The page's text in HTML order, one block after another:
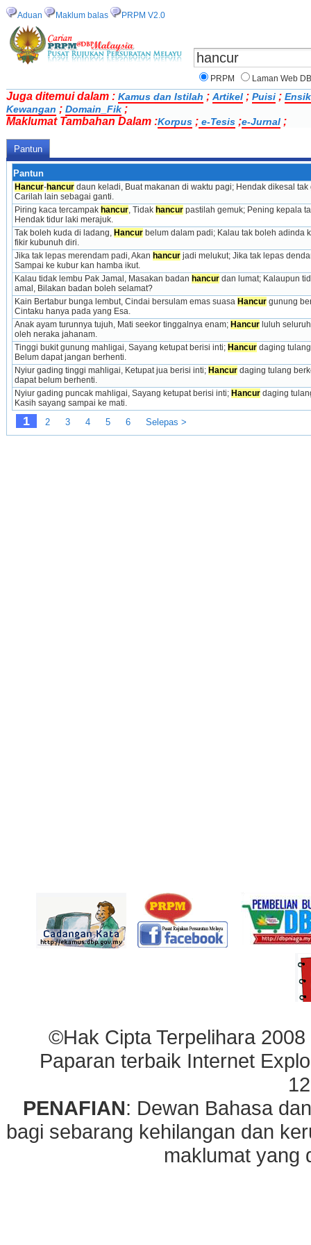
Aduan Maklum balas PRPM V2.0
PRPM Laman Web
Juga ditemui dalam : Kamus dan Istilah ; Artikel ; Puisi ;
Kewangan ; Domain_Fik ;
Maklumat Tambahan Dalam :Korpus ; e-Tesis ;e-Jurnal ;
Pantun
Pantun
Hancur-hancur daun keladi, Buat makanan di waktu pagi; Hendak dikesal tak
Carilah lain sebagai ganti.
Piring kaca tercampak hancur, Tidak hancur pastilah gemuk; Pening kepala
Hendak tidur laki merajuk.
Tak boleh kuda di ladang, Hancur belum dalam padi; Kalau tak boleh adinda
fikir kubunuh diri.
Jika tak lepas merendam padi, Akan hancur jadi melukut; Jika tak lepas
Sampai ke kubur kan hamba ikut.
Kalau tidak lembu Pak Jamal, Masakan badan hancur dan lumat; Kalaupun
amal, Bilakan badan boleh selamat?
Kain Bertabur bunga lembut, Cindai bersulam emas suasa Hancur gunung
Cintaku hanya pada yang Esa.
Anak ayam turunnya tujuh, Mati seekor tinggalnya enam; Hancur luluh
oleh neraka jahanam.
Tinggi bukit gunung mahligai, Sayang ketupat berisi inti; Hancur daging
Belum dapat jangan berhenti.
Nyiur gading tinggi mahligai, Ketupat jua berisi inti; Hancur daging tulang
dapat belum berhenti.
Nyiur gading puncak mahligai, Sayang ketupat berisi inti; Hancur daging
Kasih sayang sampai ke mati.
1 2 3 4 5 6 Selepas >
©Hak Cipta Terpelihara
Paparan terbaik Internet
PENAFIAN: Dewan Bahasa
bagi sebarang kehilangan dan
maklumat yang